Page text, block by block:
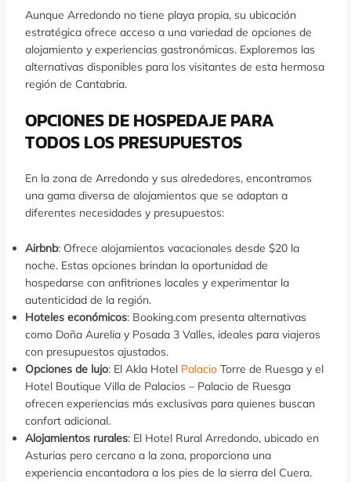
Aunque Arredondo no tiene playa propia, su ubicación
estratégica ofrece acceso a una variedad de opciones de
alojamiento y experiencias gastronómicas. Exploremos las
alternativas disponibles para los visitantes de esta hermosa
región de Cantabria.
OPCIONES DE HOSPEDAJE PARA
TODOS LOS PRESUPUESTOS
En la zona de Arredondo y sus alrededores, encontramos
una gama diversa de alojamientos que se adaptan a
diferentes necesidades y presupuestos:
Airbnb: Ofrece alojamientos vacacionales desde $20 la
noche. Estas opciones brindan la oportunidad de
hospedarse con anfitriones locales y experimentar la
autenticidad de la región.
Hoteles económicos: Booking.com presenta alternativas
como Doña Aurelia y Posada 3 Valles, ideales para viajeros
con presupuestos ajustados.
Opciones de lujo: El Akla Hotel PalacioTorre de Ruesga y el
Hotel Boutique Villa de Palacios – Palacio de Ruesga
ofrecen experiencias más exclusivas para quienes buscan
confort adicional.
Alojamientos rurales: El Hotel Rural Arredondo, ubicado en
Asturias pero cercano a la zona, proporciona una
experiencia encantadora a los pies de la sierra del Cuera.